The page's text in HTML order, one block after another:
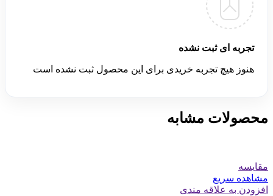
تجربه ای ثبت نشده
هنوز هیچ تجربه خریدی برای این محصول ثبت نشده است
محصولات مشابه
مقایسه
مشاهده سریع
افزودن به علاقه مندی